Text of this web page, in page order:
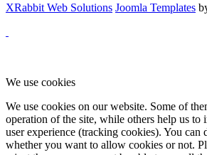
XRabbit Web Solutions Joomla Templates
We use cookies
We use cookies on our website. Some of
operation of the site, while others help us to
user experience (tracking cookies). You can
whether you want to allow cookies or not.